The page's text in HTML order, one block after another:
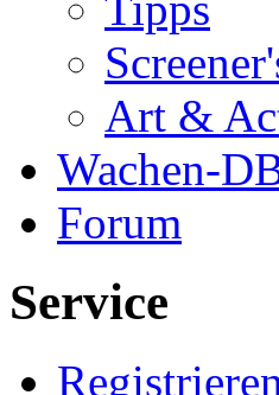
Art &
Wachen-
Forum
Service
Registrieren